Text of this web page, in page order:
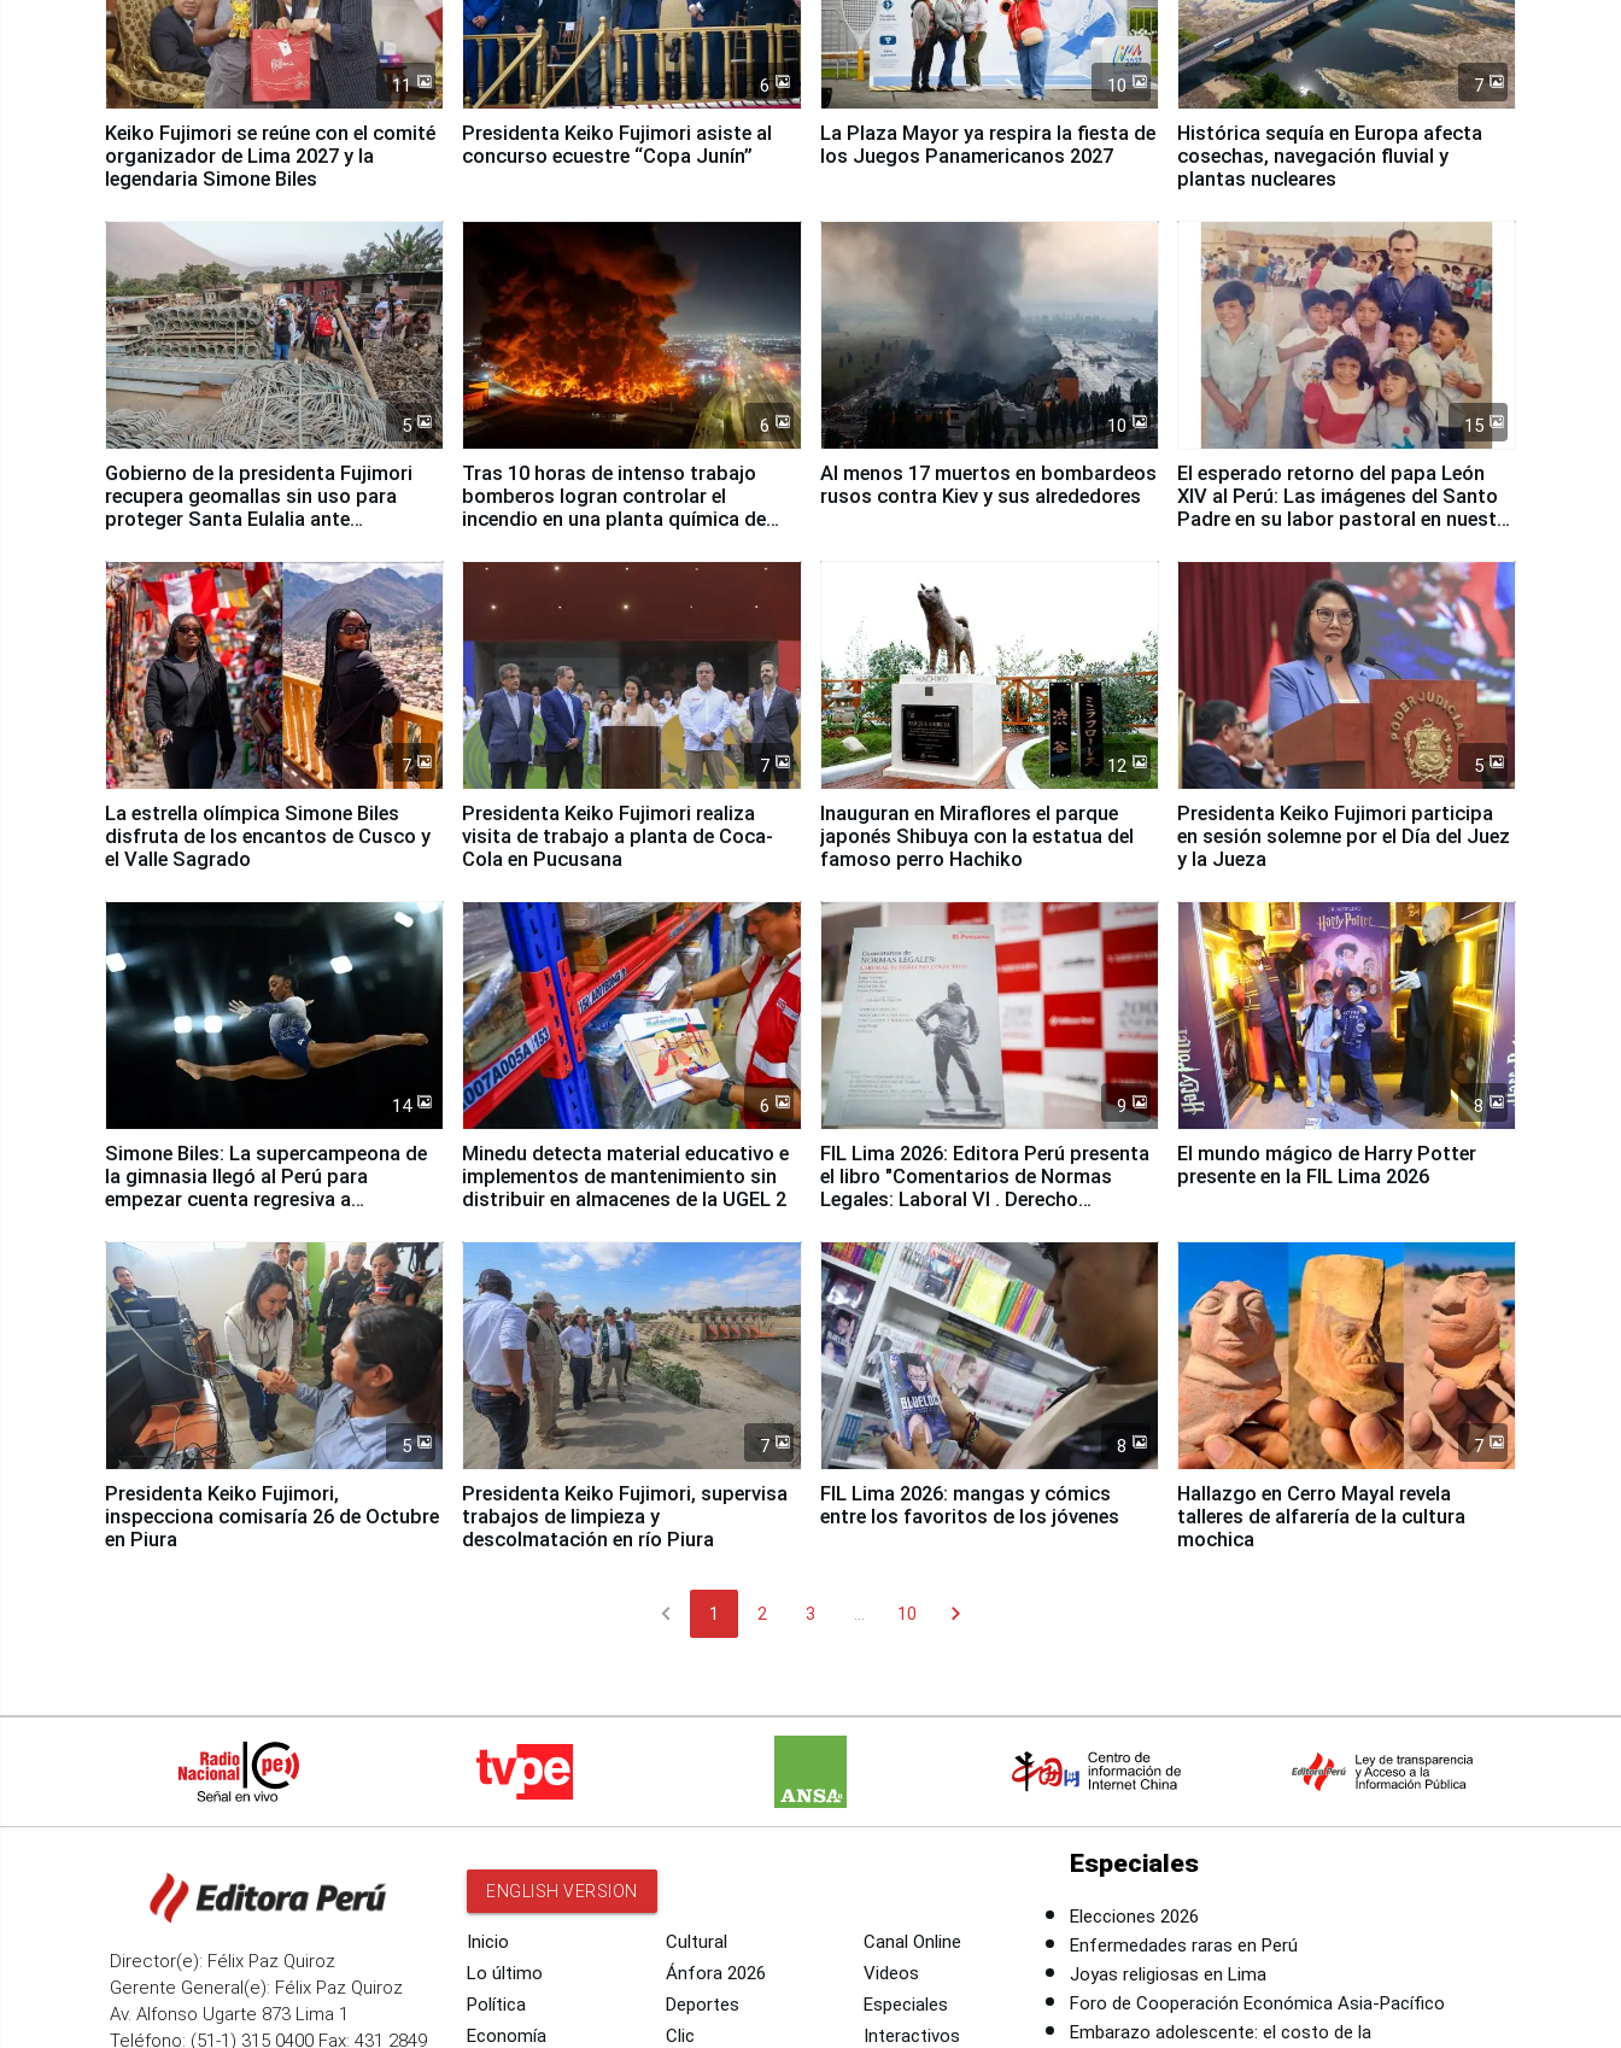
11
Keiko Fujimori se reúne con el comité
organizador de Lima 2027 y la
legendaria Simone Biles
6
Presidenta Keiko Fujimori asiste al
concurso ecuestre “Copa Junín”
10
La Plaza Mayor ya respira la fiesta de
los Juegos Panamericanos 2027
7
Histórica sequía en Europa afecta
cosechas, navegación fluvial y
plantas nucleares
5
Gobierno de la presidenta Fujimori
recupera geomallas sin uso para
proteger Santa Eulalia ante
6
Tras 10 horas de intenso trabajo
bomberos logran controlar el
incendio en una planta química de
10
Al menos 17 muertos en bombardeos
rusos contra Kiev y sus alrededores
15
El esperado retorno del papa León
XIV al Perú: Las imágenes del Santo
Padre en su labor pastoral en nuestro
7
La estrella olímpica Simone Biles
disfruta de los encantos de Cusco y
el Valle Sagrado
7
Presidenta Keiko Fujimori realiza
visita de trabajo a planta de Coca-
Cola en Pucusana
12
Inauguran en Miraflores el parque
japonés Shibuya con la estatua del
famoso perro Hachiko
5
Presidenta Keiko Fujimori participa
en sesión solemne por el Día del Juez
y la Jueza
14
Simone Biles: La supercampeona de
la gimnasia llegó al Perú para
empezar cuenta regresiva a
6
Minedu detecta material educativo e
implementos de mantenimiento sin
distribuir en almacenes de la UGEL 2
9
FIL Lima 2026: Editora Perú presenta
el libro "Comentarios de Normas
Legales: Laboral Vl . Derecho
8
El mundo mágico de Harry Potter
presente en la FIL Lima 2026
5
Presidenta Keiko Fujimori,
inspecciona comisaría 26 de Octubre
en Piura
7
Presidenta Keiko Fujimori, supervisa
trabajos de limpieza y
descolmatación en río Piura
8
FIL Lima 2026: mangas y cómics
entre los favoritos de los jóvenes
7
Hallazgo en Cerro Mayal revela
talleres de alfarería de la cultura
mochica
chevron_left 1 2 3 10 chevron_right
Director(e): Félix Paz Quiroz
Gerente General(e): Félix Paz Quiroz
Av. Alfonso Ugarte 873 Lima 1
Teléfono: (51-1) 315 0400 Fax: 431 2849
ENGLISH VERSION
Inicio
Lo último
Política
Economía
Cultural
Ánfora 2026
Deportes
Clic
Canal Online
Videos
Especiales
Interactivos
Especiales
Elecciones 2026
Enfermedades raras en Perú
Joyas religiosas en Lima
Foro de Cooperación Económica Asia-Pacífico
Embarazo adolescente: el costo de la